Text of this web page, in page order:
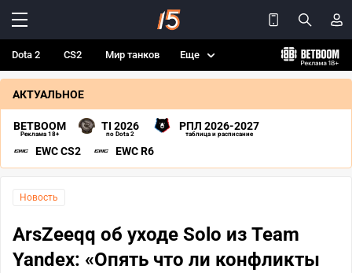
Dota 2 CS2 Мир танков Еще
АКТУАЛЬНОЕ
BETBOOM
Реклама 18+
TI 2026
по Dota 2
РПЛ 2026-2027
таблица и расписание
EWC CS2 EWC R6
Новость
ArsZeeqq об уходе Solo из Team
Yandex: «Опять что ли конфликты